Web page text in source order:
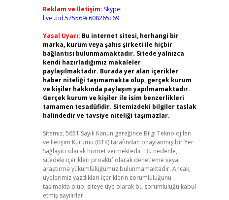
Reklam ve İletişim: Skype:
live:.cid.575569c608265c69
Yasal Uyarı: Bu internet sitesi, herhangi bir
marka, kurum veya şahıs şirketi ile hiçbir
bağlantısı bulunmamaktadır. Sitede yalnızca
kendi hazırladığımız makaleler
paylaşılmaktadır. Burada yer alan içerikler
haber niteliği taşımamakta olup, gerçek kurum
ve kişiler hakkında paylaşım yapılmamaktadır.
Gerçek kurum ve kişiler ile isim benzerlikleri
tamamen tesadüfidir. Sitemizdeki bilgiler taslak
halindedir ve tavsiye niteliği taşımazlar.
Sitemiz, 5651 Sayılı Kanun gereğince Bilgi Teknolojileri
ve İletişim Kurumu (BTK) tarafından onaylanmış bir Yer
Sağlayıcı olarak hizmet vermektedir. Bu nedenle,
sitedeki içerikleri proaktif olarak denetleme veya
araştırma yükümlülüğümüz bulunmamaktadır. Ancak,
üyelerimiz yazdıkları içeriklerin sorumluluğunu
taşımakta olup, siteye üye olarak bu sorumluluğu kabul
etmiş sayılırlar.